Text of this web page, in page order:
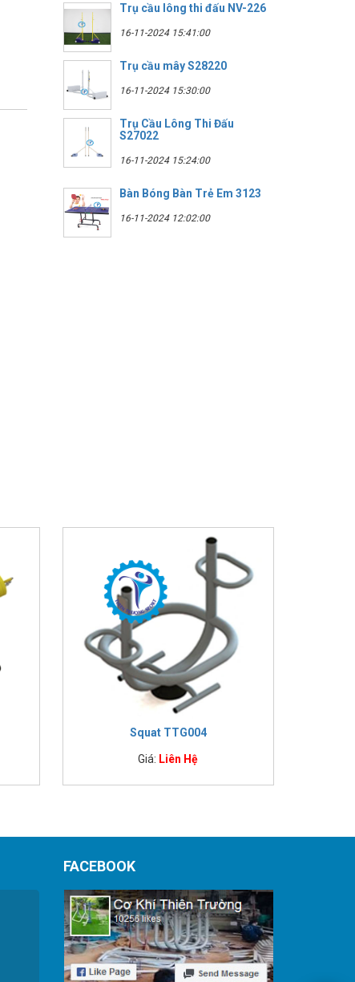
Trụ cầu lông thi đấu NV-226
16-11-2024 15:41:00
Trụ cầu mây S28220
16-11-2024 15:30:00
Trụ Cầu Lông Thi Đấu
S27022
16-11-2024 15:24:00
Bàn Bóng Bàn Trẻ Em 3123
16-11-2024 12:02:00
Squat TTG004
Giá: Liên Hệ
FACEBOOK